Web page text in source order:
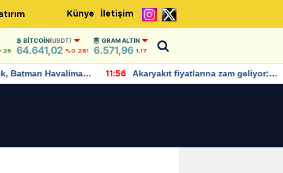
Künye İletişim
BITCOIN(USDT)
64.641,02 %0.281
GRAM ALTIN
6.571,96 1,17
Batman Havalimanı
açıklamalarda
11:56
Akaryakıt fiyatlarına zam geliyor:
Yeni tarih açıklandı